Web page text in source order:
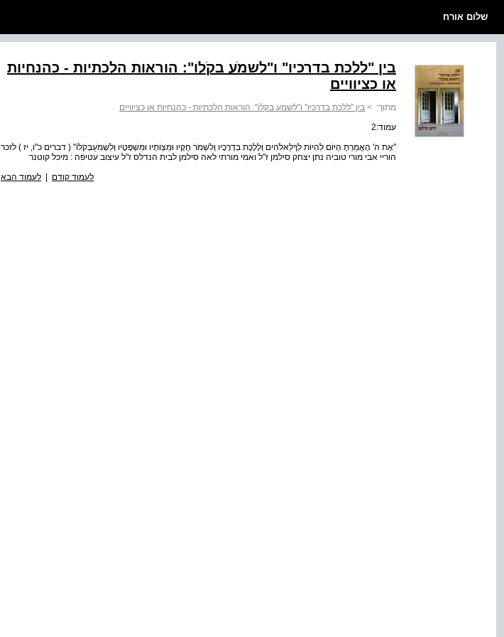
שלום אורח
בין "ללכת בדרכיו" ו"לשמֹע בקֹלו": הוראות הלכתיות - כהנחיות
או כציוויים
מתוך: > בין "ללכת בדרכיו" ו"לשמֹע בקֹלו": הוראות הלכתיות - כהנחיות או כציוויים
עמוד:2
"אֶת ה' הֶאֱמַרְתָּ הַיּוֹם לִהְיוֹת לְךָלֵאלֹהִים וְלָלֶכֶת בִּדְרָכָיו וְלִשְׁמֹר חֻקָּיו וּמִצְוֹתָיו וּמִשְׁפָּטָיו וְלִשְׁמֹעַבְּקֹלוֹ" ( דברים כ"ו, יז ) לזכר
הוריי אבי מורי טוביה נתן יצחק סילמן ז"ל ואמי מורתי לאה סילמן לבית הנדלס ז"ל עיצוב עטיפה : מיכל קוטנר
לעמוד קודם | לעמוד הבא